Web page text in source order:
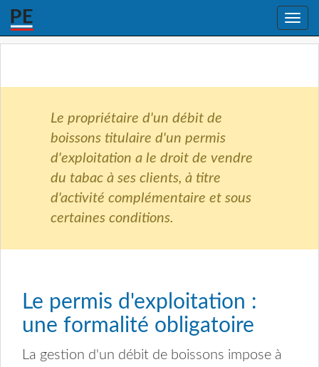
Toggle
Le propriétaire d'un débit de
boissons titulaire d'un permis
d'exploitation a le droit de vendre
du tabac à ses clients, à titre
d'activité complémentaire et sous
certaines conditions.
Le permis d'exploitation :
une formalité obligatoire
La gestion d'un débit de boissons impose à